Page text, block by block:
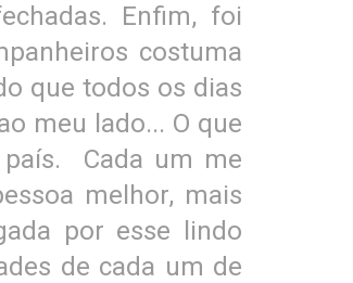
Enfim, foi
costuma
que todos os dias
meu lado... O que
Cada um me
melhor, mais
por esse lindo
de cada um de